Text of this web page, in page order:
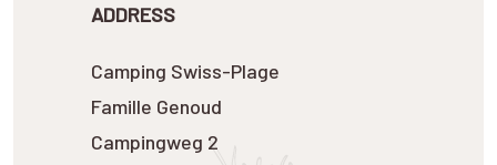
ADDRESS
Camping Swiss-Plage
Famille Genoud
Campingweg 2